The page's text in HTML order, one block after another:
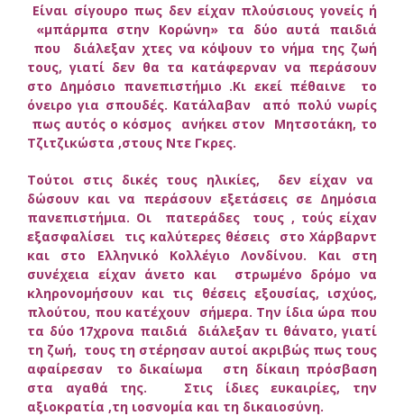
Είναι σίγουρο πως δεν είχαν πλούσιους γονείς ή
«μπάρμπα στην Κορώνη» τα δύο αυτά παιδιά
που διάλεξαν χτες να κόψουν το νήμα της ζωή
τους, γιατί δεν θα τα κατάφερναν να περάσουν
στο Δημόσιο πανεπιστήμιο .Κι εκεί πέθαινε το
όνειρο για σπουδές. Κατάλαβαν από πολύ νωρίς
πως αυτός ο κόσμος ανήκει στον Μητσοτάκη, το
Τζιτζικώστα ,στους Ντε Γκρες.
Τούτοι στις δικές τους ηλικίες, δεν είχαν να
δώσουν και να περάσουν εξετάσεις σε Δημόσια
πανεπιστήμια. Οι πατεράδες τους , τούς είχαν
εξασφαλίσει τις καλύτερες θέσεις στο Χάρβαρντ
και στο Ελληνικό Κολλέγιο Λονδίνου. Και στη
συνέχεια είχαν άνετο και στρωμένο δρόμο να
κληρονομήσουν και τις θέσεις εξουσίας, ισχύος,
πλούτου, που κατέχουν σήμερα. Την ίδια ώρα που
τα δύο 17χρονα παιδιά διάλεξαν τι θάνατο, γιατί
τη ζωή, τους τη στέρησαν αυτοί ακριβώς πως τους
αφαίρεσαν το δικαίωμα στη δίκαιη πρόσβαση
στα αγαθά της. Στις ίδιες ευκαιρίες, την
αξιοκρατία ,τη ιοσνομία και τη δικαιοσύνη.